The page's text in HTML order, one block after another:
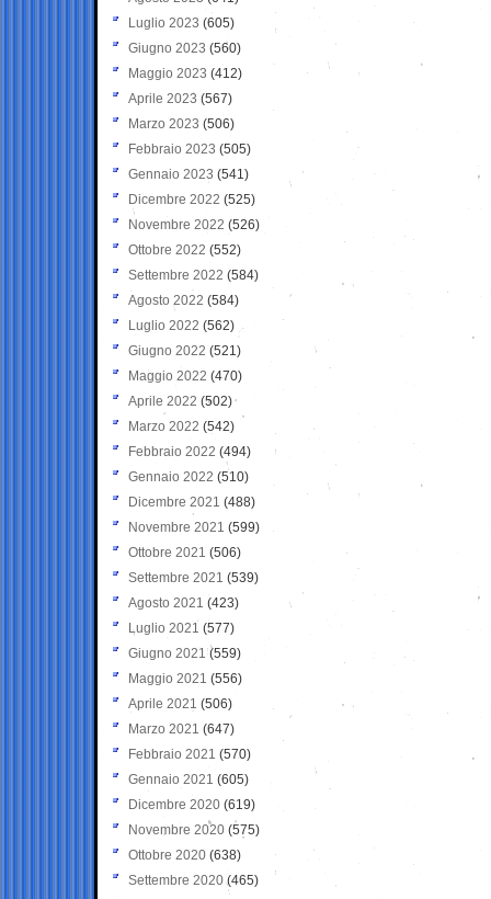
Luglio 2023 (605)
Giugno 2023 (560)
Maggio 2023 (412)
Aprile 2023 (567)
Marzo 2023 (506)
Febbraio 2023 (505)
Gennaio 2023 (541)
Dicembre 2022 (525)
Novembre 2022 (526)
Ottobre 2022 (552)
Settembre 2022 (584)
Agosto 2022 (584)
Luglio 2022 (562)
Giugno 2022 (521)
Maggio 2022 (470)
Aprile 2022 (502)
Marzo 2022 (542)
Febbraio 2022 (494)
Gennaio 2022 (510)
Dicembre 2021 (488)
Novembre 2021 (599)
Ottobre 2021 (506)
Settembre 2021 (539)
Agosto 2021 (423)
Luglio 2021 (577)
Giugno 2021(559)
Maggio 2021 (556)
Aprile 2021 (506)
Marzo 2021 (647)
Febbraio 2021 (570)
Gennaio 2021 (605)
Dicembre 2020 (619)
Novembre 2020 (575)
Ottobre 2020 (638)
Settembre 2020(465)